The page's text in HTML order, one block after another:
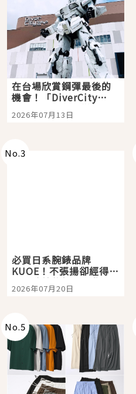
在台場欣賞鋼彈最後的
機會！「DiverCity
Tokyo Plaza」搭船、
購物、美食及夜景，一
2026年07月13日
No.3
必買日系腕錶品牌
KUOE！不張揚卻經得起
時間洗鍊的經典之作五
選
2026年07月20日
No.5